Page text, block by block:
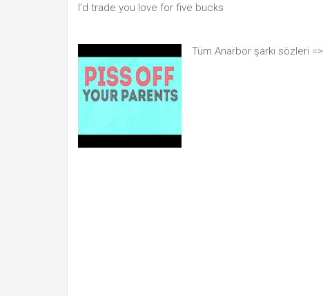
I'd trade you love for five bucks
Tüm Anarbor şarkı sözleri =>